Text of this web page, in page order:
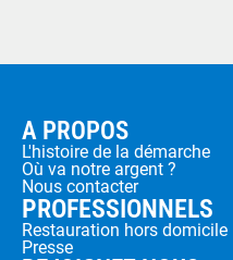
A PROPOS
L'histoire de la démarche
Où va notre argent ?
Nous contacter
PROFESSIONNELS
Restauration hors domicile
Presse